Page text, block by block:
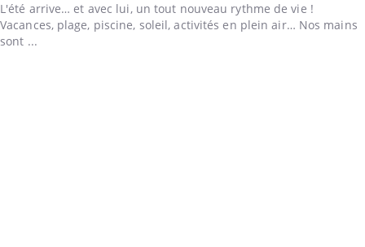
L'été arrive… et avec lui, un tout nouveau rythme de vie !
Vacances, plage, piscine, soleil, activités en plein air… Nos mains
sont ...